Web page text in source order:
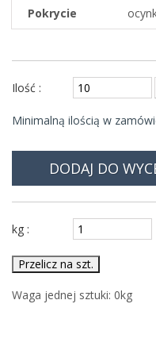
Pokrycie
Ilość :
Minimalną ilością w
DODAJ DO
kg :
Przelicz na szt.
Waga jednej sztuki: 0kg